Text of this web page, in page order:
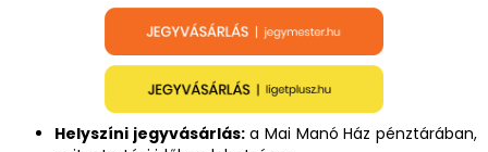
Helyszíni jegyvásárlás:a Mai Manó Ház pénztárában,